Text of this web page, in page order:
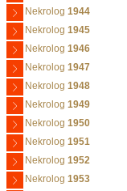
Nekrolog 1944
Nekrolog 1945
Nekrolog 1946
Nekrolog 1947
Nekrolog 1948
Nekrolog 1949
Nekrolog 1950
Nekrolog 1951
Nekrolog 1952
Nekrolog 1953